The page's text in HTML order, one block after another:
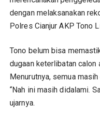
dengan melaksanakan
Polres Cianjur AKP Tono
Tono belum bisa
dugaan keterlibatan calon
Menurutnya, semua
“Nah ini masih didalami.
ujarnya.